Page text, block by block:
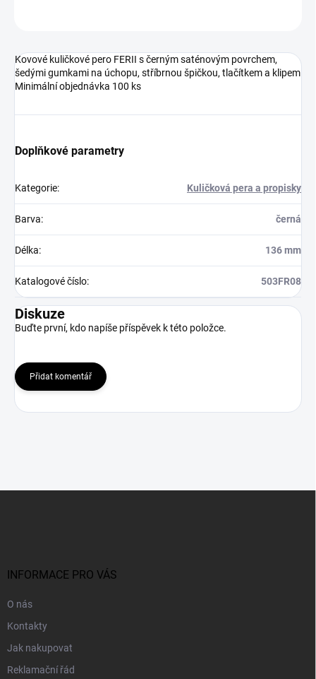
Kovové kuličkové pero FERII s černým saténovým povrchem,
šedými gumkami na úchopu, stříbrnou špičkou, tlačítkem a klipem
Minimální objednávka 100 ks
Doplňkové parametry
Kategorie: Kuličková pera a propisky
Barva: černá
Délka: 136 mm
Katalogové číslo: 503FR08
Diskuze
Buďte první, kdo napíše příspěvek k této položce.
Přidat komentář
INFORMACE PRO VÁS
O nás
Kontakty
Jak nakupovat
Reklamační řád